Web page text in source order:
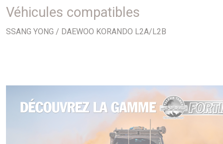
PHOTO NON CONTRACTUELLE
Véhicules compatibles
SSANG YONG / DAEWOO KORANDO L2A/L2B